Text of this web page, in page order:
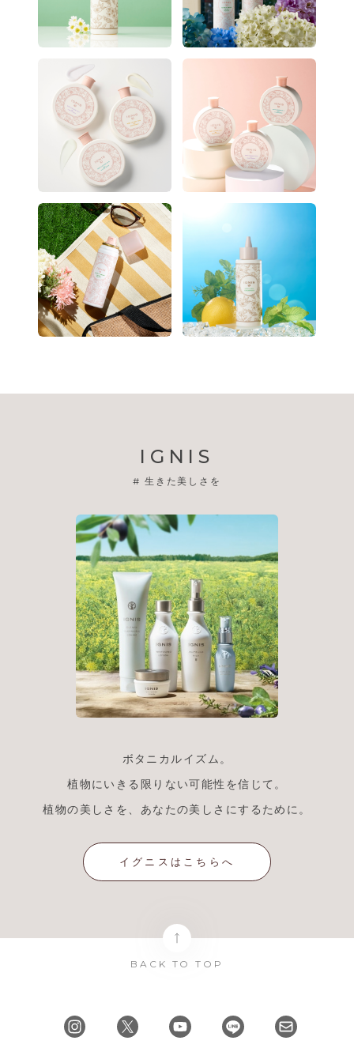
IGNIS
# 生きた美しさを
ボタニカルイズム。
植物にいきる限りない可能性を信じて。
植物の美しさを、あなたの美しさにするために。
イグニスはこちらへ
BACK TO TOP